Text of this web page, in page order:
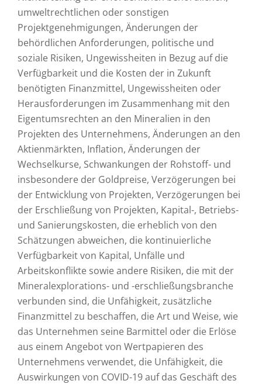
umweltrechtlichen oder sonstigen
Projektgenehmigungen, Änderungen der
behördlichen Anforderungen, politische und
soziale Risiken, Ungewissheiten in Bezug auf die
Verfügbarkeit und die Kosten der in Zukunft
benötigten Finanzmittel, Ungewissheiten oder
Herausforderungen im Zusammenhang mit den
Eigentumsrechten an den Mineralien in den
Projekten des Unternehmens, Änderungen an den
Aktienmärkten, Inflation, Änderungen der
Wechselkurse, Schwankungen der Rohstoff- und
insbesondere der Goldpreise, Verzögerungen bei
der Entwicklung von Projekten, Verzögerungen bei
der Erschließung von Projekten, Kapital-, Betriebs-
und Sanierungskosten, die erheblich von den
Schätzungen abweichen, die kontinuierliche
Verfügbarkeit von Kapital, Unfälle und
Arbeitskonflikte sowie andere Risiken, die mit der
Mineralexplorations- und -erschließungsbranche
verbunden sind, die Unfähigkeit, zusätzliche
Finanzmittel zu beschaffen, die Art und Weise, wie
das Unternehmen seine Barmittel oder die Erlöse
aus einem Angebot von Wertpapieren des
Unternehmens verwendet, die Unfähigkeit, die
Auswirkungen von COVID-19 auf das Geschäft des